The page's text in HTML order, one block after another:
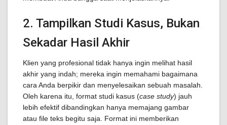
2. Tampilkan Studi Kasus, Bukan
Sekadar Hasil Akhir
Klien yang profesional tidak hanya ingin melihat hasil
akhir yang indah; mereka ingin memahami bagaimana
cara Anda berpikir dan menyelesaikan sebuah masalah.
Oleh karena itu, format studi kasus (case study) jauh
lebih efektif dibandingkan hanya memajang gambar
atau file teks begitu saja. Format ini memberikan